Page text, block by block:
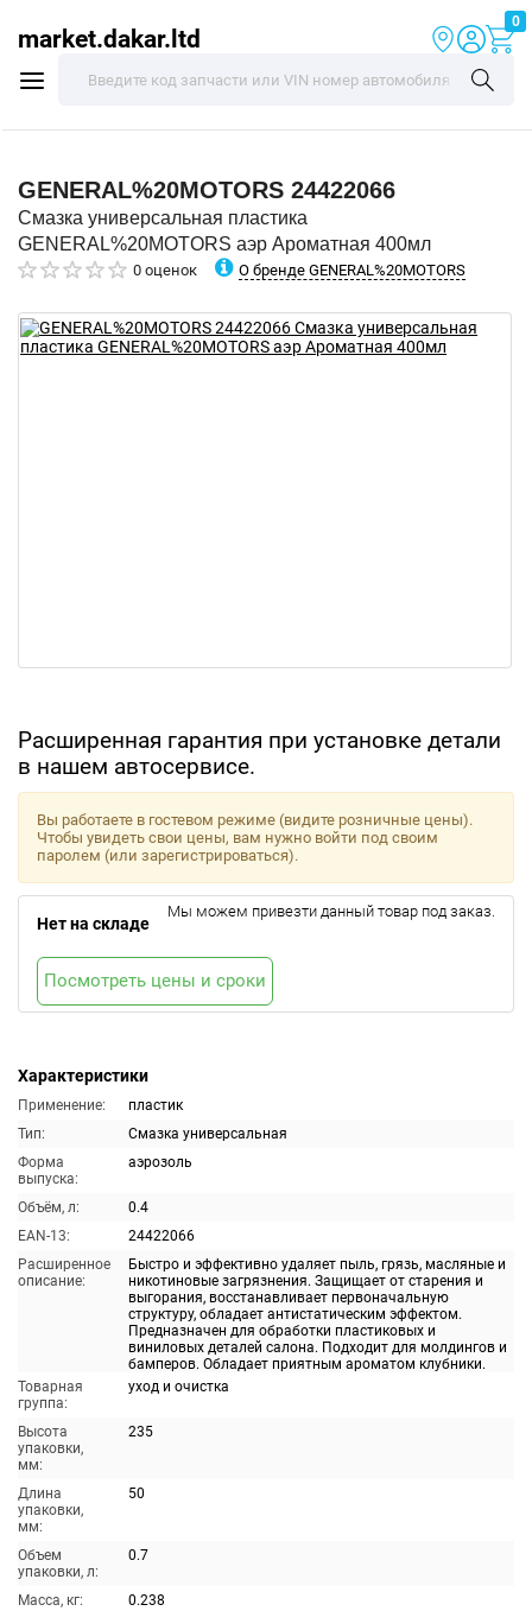
market.dakar.ltd
0
GENERAL%20MOTORS 24422066
Смазка универсальная пластика
GENERAL%20MOTORS аэр Ароматная 400мл
0 оценок О бренде GENERAL%20MOTORS
Расширенная гарантия при установке детали
в нашем автосервисе.
Характеристики
Применение:
пластик
Тип:
Смазка универсальная
Форма
выпуска:
аэрозоль
Объём, л:
0.4
EAN-13:
24422066
Расширенное
описание:
Быстро и эффективно удаляет пыль, грязь, масляные и
никотиновые загрязнения. Защищает от старения и
выгорания, восстанавливает первоначальную
структуру, обладает антистатическим эффектом.
Предназначен для обработки пластиковых и
виниловых деталей салона. Подходит для молдингов и
бамперов. Обладает приятным ароматом клубники.
Товарная
группа:
уход и очистка
Высота
упаковки,
мм:
235
Длина
упаковки,
мм:
50
Объем
упаковки, л:
0.7
Масса, кг:
0.238
Вы работаете в гостевом режиме (видите розничные цены).
Чтобы увидеть свои цены, вам нужно войти под своим
паролем (или зарегистрироваться).
Нет на складе
Мы можем привезти данный товар под заказ.
Посмотреть цены и сроки